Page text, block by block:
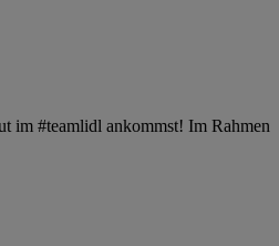
im #teamlidl ankommst! Im Rahmen